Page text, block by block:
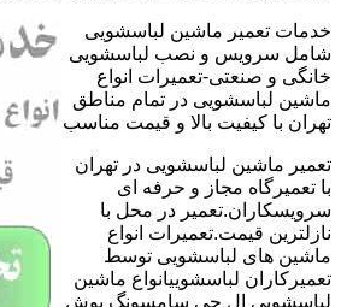
خدمات تعمیر ماشین لباسشویی
شامل سرویس و نصب لباسشویی
خانگی و صنعتی-تعمیرات انواع
ماشین لباسشویی در تمام مناطق
تهران با کیفیت بالا و قیمت مناسب
تعمیر ماشین لباسشویی در تهران
با تعمیرگاه مجاز و حرفه ای
سرویسکاران.تعمیر در محل با
نازلترین قیمت.تعمیرات انواع
ماشین های لباسشویی توسط
تعمیرکاران لباسشوییانواع ماشین
لباسشویی ال جی سامسونگ بوش